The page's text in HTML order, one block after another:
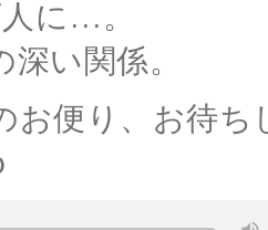
に…。
い関係。
お便り、お待ち